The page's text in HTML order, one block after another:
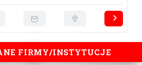
FIRMY/INSTYTUCJE